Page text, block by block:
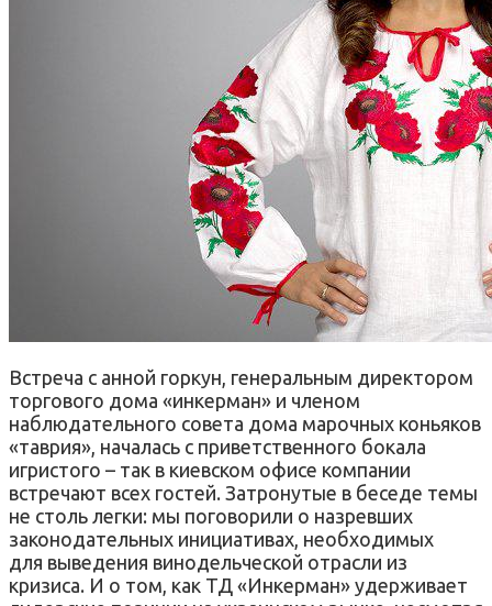
Встреча с анной горкун, генеральным директором
торгового дома «инкерман» и членом
наблюдательного совета дома марочных коньяков
«таврия», началась с приветственного бокала
игристого – так в киевском офисе компании
встречают всех гостей. Затронутые в беседе темы
не столь легки: мы поговорили о назревших
законодательных инициативах, необходимых
для выведения винодельческой отрасли из
кризиса. И о том, как ТД «Инкерман» удерживает